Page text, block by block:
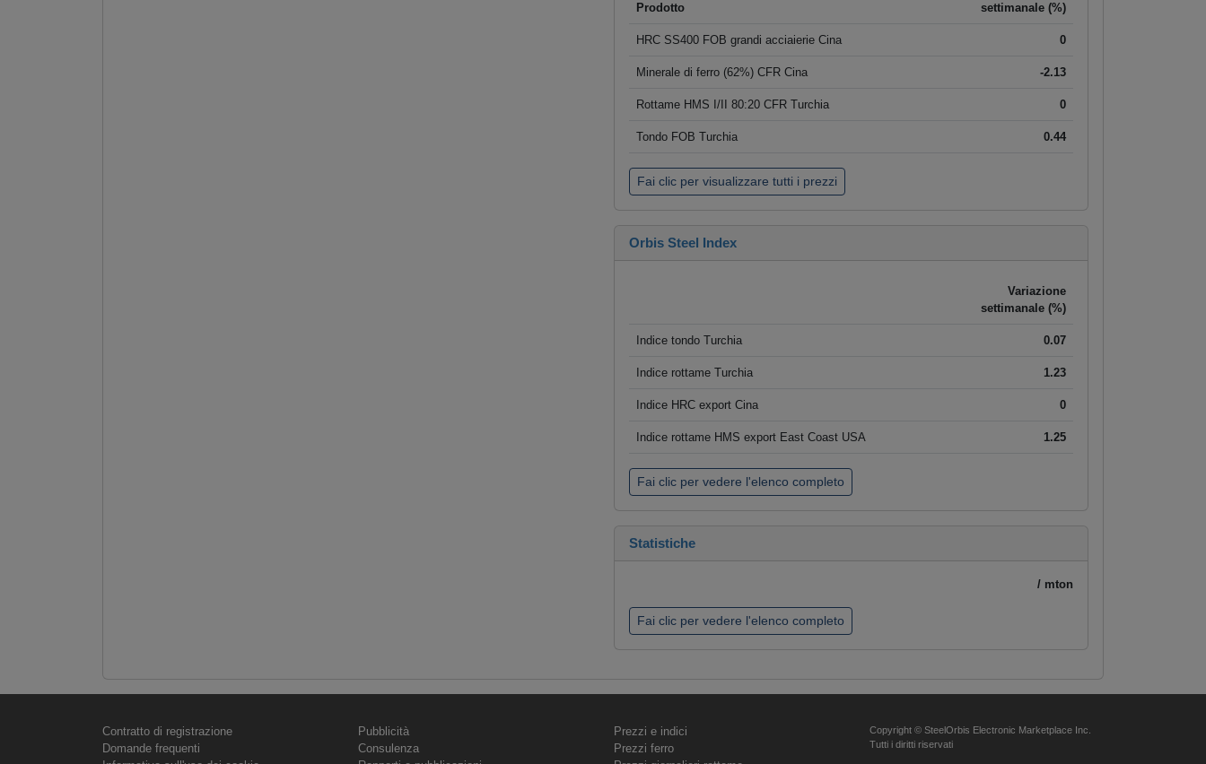
Prodotto
settimanale (%)
HRC SS400 FOB grandi acciaierie Cina 0
Minerale di ferro (62%) CFR Cina -2.13
Rottame HMS I/II 80:20 CFR Turchia 0
Tondo FOB Turchia 0.44
Fai clic per visualizzare tutti i prezzi
Orbis Steel Index
Variazione
settimanale (%)
Indice tondo Turchia 0.07
Indice rottame Turchia 1.23
Indice HRC export Cina 0
Indice rottame HMS export East Coast USA 1.25
Fai clic per vedere l'elenco completo
Statistiche
/ mton
Fai clic per vedere l'elenco completo
Contratto di registrazione
Domande frequenti
Pubblicità
Consulenza
Prezzi e indici
Prezzi ferro
Copyright © SteelOrbis Electronic Marketplace Inc.
Tutti i diritti riservati